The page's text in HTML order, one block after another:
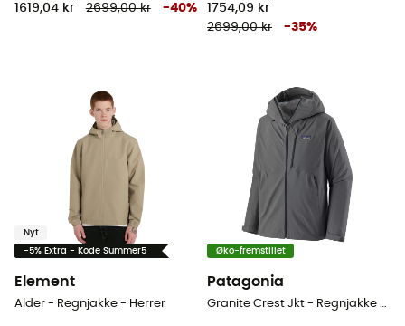
1619,04 kr 2699,00 kr -40%
1754,09 kr
2699,00 kr
-35%
Nyt
-5% Extra - Kode Summer5
Element
Alder - Regnjakke - Herrer
Øko-fremstillet
Patagonia
Granite Crest Jkt - Regnjakke - Herrer